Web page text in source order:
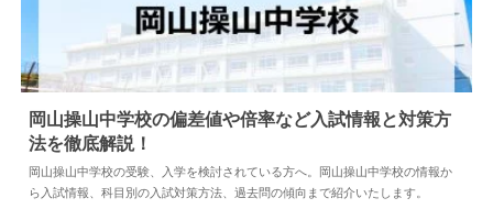
中学情報 2024.04.18
岡山操山中学校の偏差値や倍率など入試情報と対策方
法を徹底解説！
岡山操山中学校の受験、入学を検討されている方へ。岡山操山中学校の情報か
ら入試情報、科目別の入試対策方法、過去問の傾向まで紹介いたします。